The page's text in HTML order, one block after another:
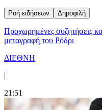
Ροή ειδήσεων Δημοφιλή
Προχωρημένες συζητήσεις
μεταγραφή του Ρόδρι
ΔΙΕΘΝΗ
|
21:51